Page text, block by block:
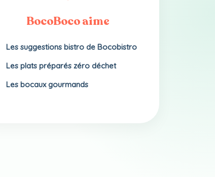
BocoBoco aime
Les suggestions bistro de Bocobistro
Les plats préparés zéro déchet
Les bocaux gourmands